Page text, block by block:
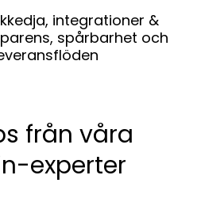
integrationer &
spårbarhet och
från våra
experter